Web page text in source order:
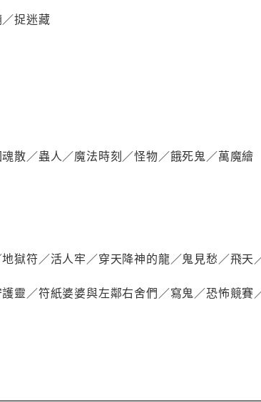
捉迷藏
散／蟲人／魔法時刻／怪物／餓死鬼／萬魔繪
獄符／活人牢／穿天降神的龍／鬼見愁／飛天
靈／符紙婆婆與左鄰右舍們／寫鬼／恐怖競賽